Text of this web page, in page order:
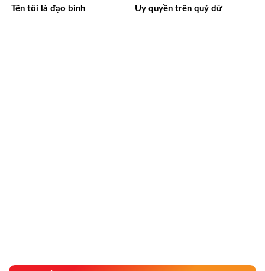
Tên tôi là đạo binh Uy quyền trên quỷ dữ